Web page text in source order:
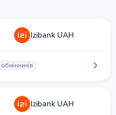
Izibank UAH
Izibank UAH